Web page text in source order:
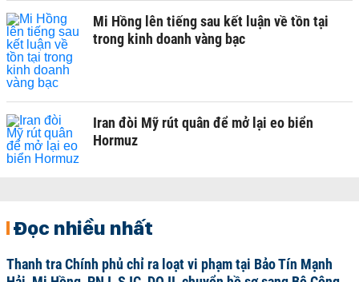
Mi Hồng lên tiếng sau kết luận về tồn tại
trong kinh doanh vàng bạc
Iran đòi Mỹ rút quân để mở lại eo biển
Hormuz
Đọc nhiều nhất
Thanh tra Chính phủ chỉ ra loạt vi phạm tại Bảo Tín Mạnh